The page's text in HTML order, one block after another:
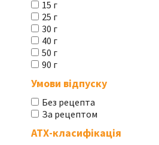
15 г
25 г
30 г
40 г
50 г
90 г
Умови відпуску
Без рецепта
За рецептом
АТХ-класифікація